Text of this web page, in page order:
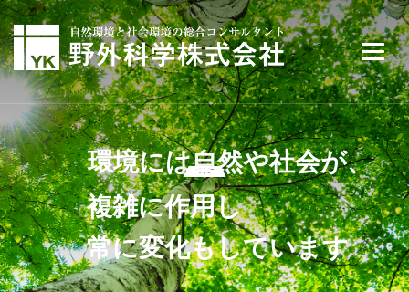
環境には自然や社会が、
複雑に作用し
常に変化もしています